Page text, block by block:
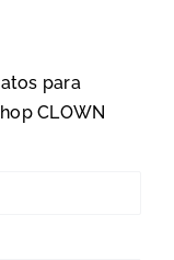
para
CLOWN